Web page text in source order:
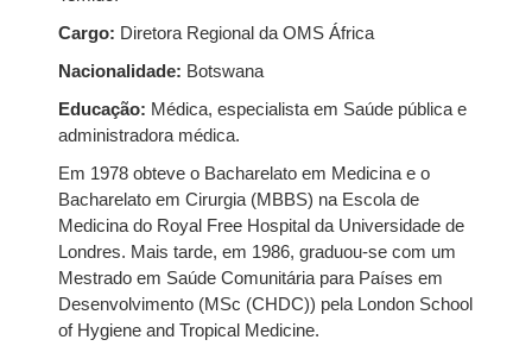
Cargo: Diretora Regional da OMS África
Nacionalidade: Botswana
Educação: Médica, especialista em Saúde pública e
administradora médica.
Em 1978 obteve o Bacharelato em Medicina e o
Bacharelato em Cirurgia (MBBS) na Escola de
Medicina do Royal Free Hospital da Universidade de
Londres. Mais tarde, em 1986, graduou-se com um
Mestrado em Saúde Comunitária para Países em
Desenvolvimento (MSc (CHDC)) pela London School
of Hygiene and Tropical Medicine.